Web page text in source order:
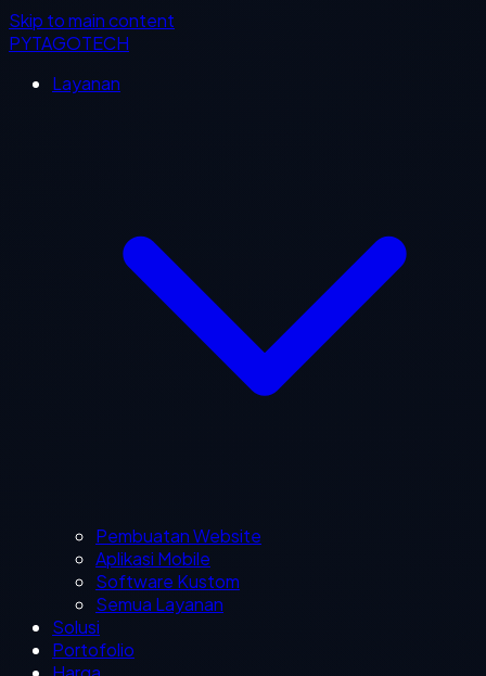
Skip to main content
PYTAGOTECH
Layanan
Pembuatan Website
Aplikasi Mobile
Software Kustom
Semua Layanan
Solusi
Portofolio